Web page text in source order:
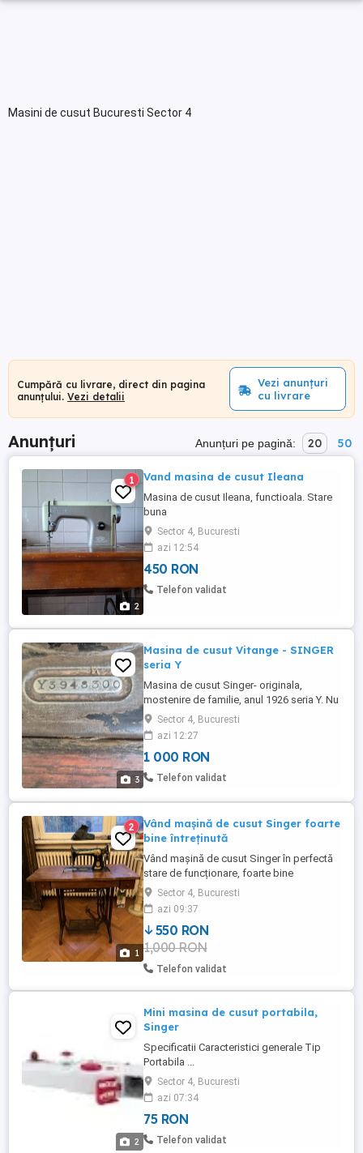
Masini de cusut Bucuresti Sector 4
Cumpără cu livrare, direct din pagina
anunțului. Vezi detalii
Vezi anunțuri
cu livrare
Anunțuri Anunțuri pe pagină: 20 50
2
1 Vand masina de cusut Ileana
Masina de cusut Ileana, functioala. Stare
buna
Sector 4, Bucuresti
azi 12:54
450 RON
Telefon validat
3
Masina de cusut Vitange - SINGER
seria Y
Masina de cusut Singer- originala,
mostenire de familie, anul 1926 seria Y. Nu
a mai fost folosita. Pentru colectionari!!
Sector 4, Bucuresti
azi 12:27
1 000 RON
Telefon validat
1
2
Vând mașină de cusut Singer foarte
bine întreținută
Vând mașină de cusut Singer în perfectă
stare de funcționare, foarte bine
întreținută.Dețin cartea tehnica a mașinii.
Sector 4, Bucuresti
azi 09:37
550 RON
1,000 RON
Telefon validat
2
Mini masina de cusut portabila,
Singer
Specificatii Caracteristici generale Tip
Portabila ...
Sector 4, Bucuresti
azi 07:34
75 RON
Telefon validat